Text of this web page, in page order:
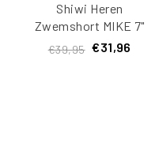
Shiwi Heren
Zwemshort MIKE 7"
Koraalprint
€39,95 €31,96